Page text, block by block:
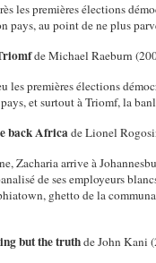
les premières élections
pays, au point de ne plus
de Michael Raeburn
les premières élections
et surtout à Triomf, la
back Africade Lionel
Zacharia arrive à
de ses employeurs
ghetto de la
but the truthde John Kani